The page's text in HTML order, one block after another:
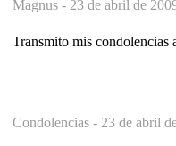
Magnus - 23 de abril de
Transmito mis condolencias
Condolencias - 23 de abril